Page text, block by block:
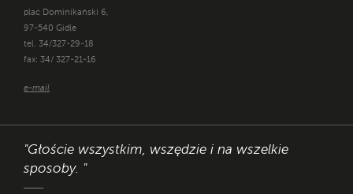
plac Dominikański 6,
97-540 Gidle
tel. 34/327-29-18
fax: 34/ 327-21-16
e-mail
"Głoście wszystkim, wszędzie i na wszelkie
sposoby. "